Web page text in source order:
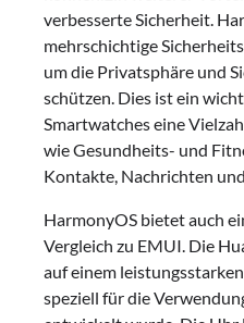
verbesserte Sicherheit.
mehrschichtige
um die Privatsphäre und
schützen. Dies ist ein
Smartwatches eine
wie Gesundheits- und
Kontakte, Nachrichten
HarmonyOS bietet auch
Vergleich zu EMUI. Die
auf einem
speziell für die